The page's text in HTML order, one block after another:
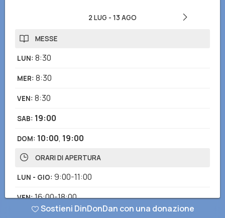
2 LUG - 13 AGO
MESSE
LUN: 8:30
MER: 8:30
VEN: 8:30
SAB: 19:00
DOM: 10:00, 19:00
ORARI DI APERTURA
LUN - GIO: 9:00-11:00
VEN:16:00-18:00
Sostieni DinDonDan con una donazione